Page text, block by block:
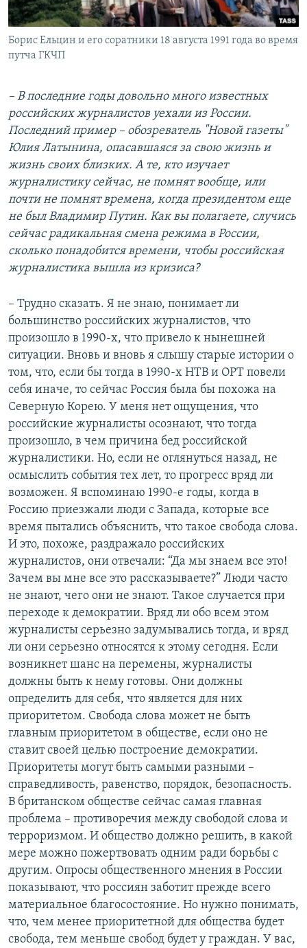
Борис Ельцин и его соратники 18 августа 1991 года во время
путча ГКЧП
– В последние годы довольно много известных
российских журналистов уехали из России.
Последний пример – обозреватель "Новой газеты"
Юлия Латынина, опасавшаяся за свою жизнь и
жизнь своих близких. А те, кто изучает
журналистику сейчас, не помнят вообще, или
почти не помнят времена, когда президентом еще
не был Владимир Путин. Как вы полагаете, случись
сейчас радикальная смена режима в России,
сколько понадобится времени, чтобы российская
журналистика вышла из кризиса?
– Трудно сказать. Я не знаю, понимает ли
большинство российских журналистов, что
произошло в 1990-х, что привело к нынешней
ситуации. Вновь и вновь я слышу старые истории о
том, что, если бы тогда в 1990-х НТВ и ОРТ повели
себя иначе, то сейчас Россия была бы похожа на
Северную Корею. У меня нет ощущения, что
российские журналисты осознают, что тогда
произошло, в чем причина бед российской
журналистики. Но, если не оглянуться назад, не
осмыслить события тех лет, то прогресс вряд ли
возможен. Я вспоминаю 1990-е годы, когда в
Россию приезжали люди с Запада, которые все
время пытались объяснить, что такое свобода слова.
И это, похоже, раздражало российских
журналистов, они отвечали: “Да мы знаем все это!
Зачем вы мне все это рассказываете?” Люди часто
не знают, чего они не знают. Такое случается при
переходе к демократии. Вряд ли обо всем этом
журналисты серьезно задумывались тогда, и вряд
ли они серьезно относятся к этому сегодня. Если
возникнет шанс на перемены, журналисты
должны быть к нему готовы. Они должны
определить для себя, что является для них
приоритетом. Свобода слова может не быть
главным приоритетом в обществе, если оно не
ставит своей целью построение демократии.
Приоритеты могут быть самыми разными –
справедливость, равенство, порядок, безопасность.
В британском обществе сейчас самая главная
проблема – противоречия между свободой слова и
терроризмом. И общество должно решить, в какой
мере можно пожертвовать одним ради борьбы с
другим. Опросы общественного мнения в России
показывают, что россиян заботит прежде всего
материальное благосостояние. Но нужно понимать,
что, чем менее приоритетной для общества будет
свобода, тем меньше свобод будет у граждан. У вас,